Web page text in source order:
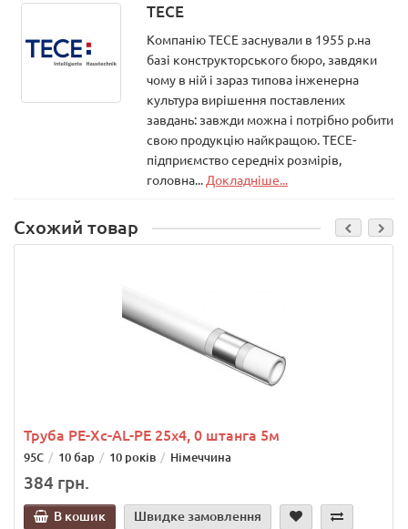
TECE
Компанію ТЕСЕ заснували в 1955 р.на
базі конструкторського бюро, завдяки
чому в ній і зараз типова інженерна
культура вирішення поставлених
завдань: завжди можна і потрібно робити
свою продукцію найкращою. ТЕСЕ-
підприємство середніх розмірів,
головна... Докладніше...
Схожий товар
Труба РЕ-Хс-АL-РЕ 25х4, 0 штанга 5м
95С 10 бар 10 років Німеччина
384 грн.
В кошик Швидке замовлення